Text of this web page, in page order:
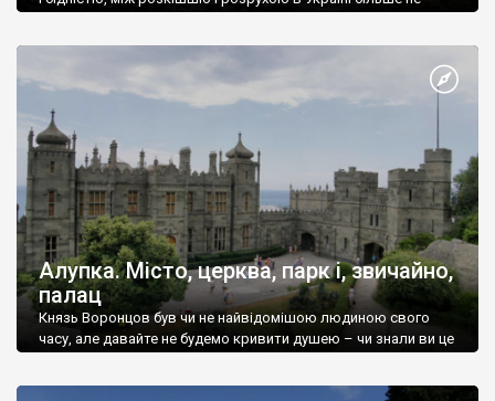
Алупка. Місто, церква, парк і, звичайно,
палац
Князь Воронцов був чи не найвідомішою людиною свого
часу, але давайте не будемо кривити душею – чи знали ви це